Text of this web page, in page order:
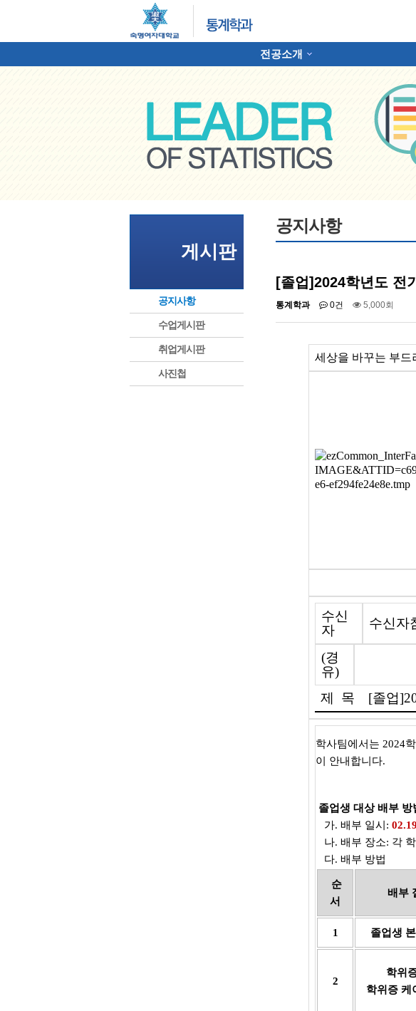
전공소개
게시판
공지사항
수업게시판
취업게시판
사진첩
공지사항
[졸업]2024학년도 전
통계학과 0건 5,000회
세상을 바꾸는 부드
수신
자
수신자
(경
유)
제 목
[졸업
학사팀에서는 2024
이 안내합니다.
졸업생 대상 배부 방
가. 배부 일시 :
나. 배부 장소: 각
다. 배부 방법
순
서
배부
1 졸업생
2
학위
학위증 케